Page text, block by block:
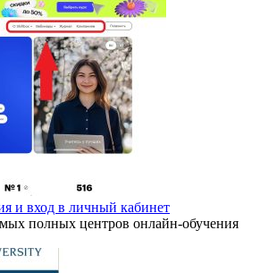
и вход в личный кабинет
полных центров онлайн-обучения